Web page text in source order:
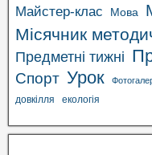
Майстер-клас Мова
Місячник
Предметні тижні
Спорт Урок
довкілля екологія